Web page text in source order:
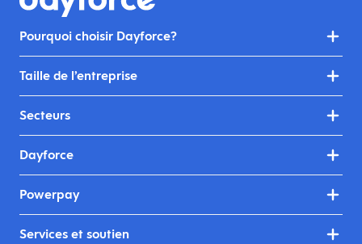
Pourquoi choisir Dayforce?
Taille de l’entreprise
Secteurs
Dayforce
Powerpay
Services et soutien